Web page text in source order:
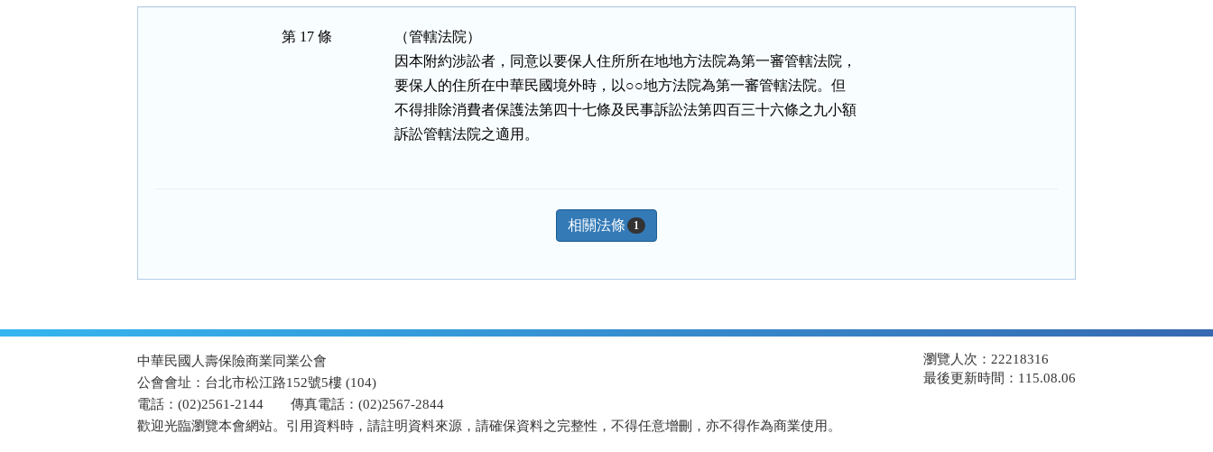
第 17 條
（管轄法院）
因本附約涉訟者，同意以要保人住所所在地地方法院為第一審管轄法院，
要保人的住所在中華民國境外時，以○○地方法院為第一審管轄法院。但
不得排除消費者保護法第四十七條及民事訴訟法第四百三十六條之九小額
訴訟管轄法院之適用。
相關法條 1
中華民國人壽保險商業同業公會
公會會址：台北市松江路152號5樓 (104)
電話：(02)2561-2144
傳真電話：(02)2567-2844
歡迎光臨瀏覽本會網站。引用資料時，請註明資料來源，請確保資料之完整性，不得任意增刪，亦不得作為商業使用。
瀏覽人次：22218316
最後更新時間：115.08.06